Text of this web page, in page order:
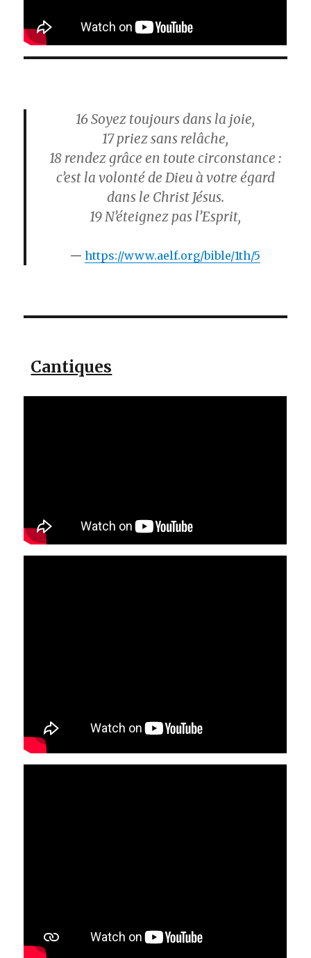
16Soyez toujours dans la joie,
17priez sans relâche,
18 rendez grâce en toute circonstance :
c’est la volonté de Dieu à votre égard
dans le Christ Jésus.
19 N’éteignez pas l’Esprit,
https://www.aelf.org/bible/1th/5
Cantiques